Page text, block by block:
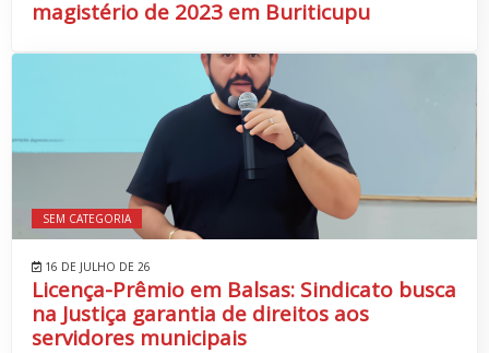
magistério de 2023 em Buriticupu
SEM CATEGORIA
16 DE JULHO DE 26
Licença-Prêmio em Balsas: Sindicato busca
na Justiça garantia de direitos aos
servidores municipais